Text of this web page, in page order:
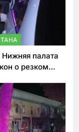
палата
о резком